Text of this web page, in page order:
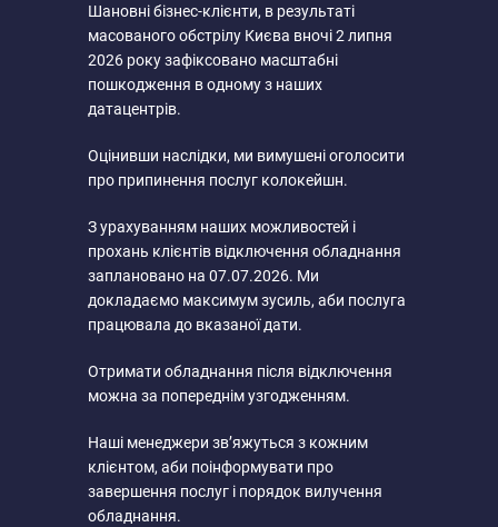
Шановні бізнес-клієнти, в результаті
масованого обстрілу Києва вночі 2 липня
2026 року зафіксовано масштабні
пошкодження в одному з наших
датацентрів.
Оцінивши наслідки, ми вимушені оголосити
про припинення послуг колокейшн.
З урахуванням наших можливостей і
прохань клієнтів відключення обладнання
заплановано на 07.07.2026. Ми
докладаємо максимум зусиль, аби послуга
працювала до вказаної дати.
Отримати обладнання після відключення
можна за попереднім узгодженням.
Наші менеджери зв’яжуться з кожним
клієнтом, аби поінформувати про
завершення послуг і порядок вилучення
обладнання.